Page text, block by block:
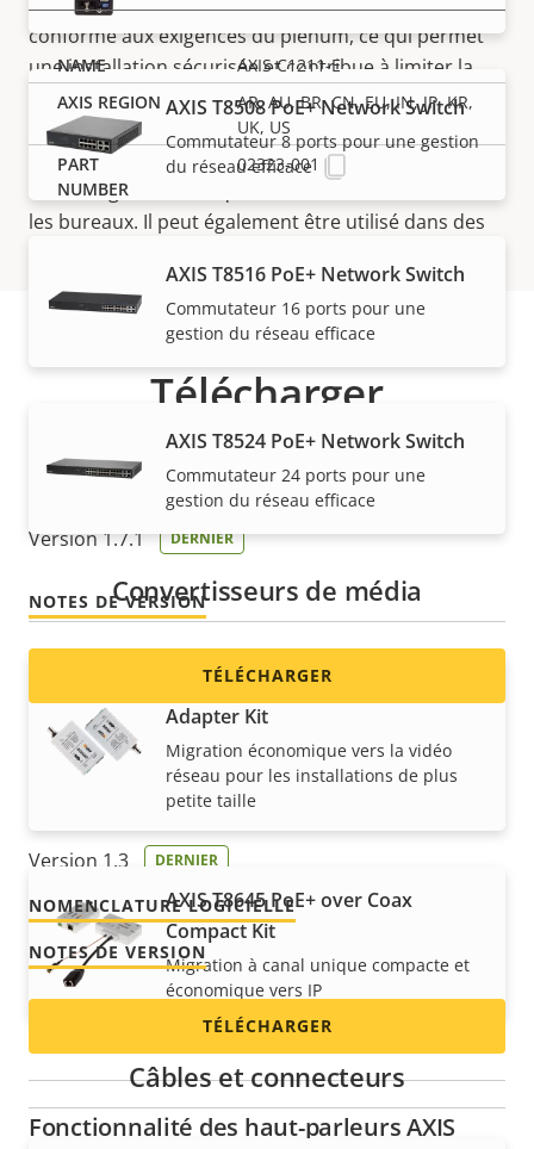
conforme aux exigences du plenum, ce qui permet
une installation sécurisée et contribue à limiter la
propagation des bruits indésirables au-dessus du
plafond vers d’autres zones. Le système AXIS C1211-
E est idéal pour une installation en intérieur dans
divers segments tels que le commerce de détail et
les bureaux. Il peut également être utilisé dans des
AXIS T8508 PoE+ Network Switch
Commutateur 8 ports pour une gestion
du réseau efficace
AXIS T8516 PoE+ Network Switch
Commutateur 16 ports pour une
gestion du réseau efficace
AXIS T8524 PoE+ Network Switch
Commutateur 24 ports pour une
gestion du réseau efficace
Convertisseurs de média
AXIS T8640 PoE+ over Coax
Adapter Kit
Migration économique vers la vidéo
réseau pour les installations de plus
petite taille
AXIS T8645 PoE+ over Coax
Compact Kit
Migration à canal unique compacte et
économique vers IP
Câbles et connecteurs
AXIS C1211-E
AR, AU, BR, CN, EU, IN, JP, KR,
UK, US
02323-001
Télécharger
AXIS Player for Soundtrack (armv7hf)
Version 1.7.1 DERNIER
NOTES DE VERSION
TÉLÉCHARGER
ACAP pour la plateforme de notification
Revolution de Syn-Apps
Version 1.3 DERNIER
NOMENCLATURE LOGICIELLE
NOTES DE VERSION
TÉLÉCHARGER
Fonctionnalité des haut-parleurs AXIS